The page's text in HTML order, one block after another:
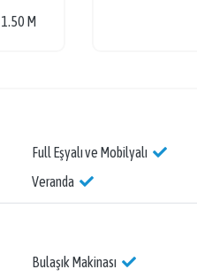
1.50 M
Full Eşyalı ve Mobilyalı
Veranda
Bulaşık Makinası